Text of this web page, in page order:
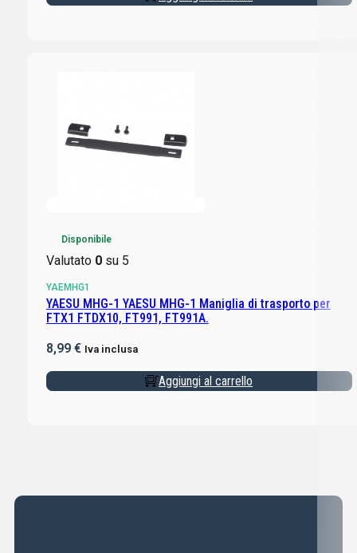
Disponibile
Valutato 0su 5
YAEMHG1
YAESU MHG-1 YAESU MHG-1 Maniglia di trasporto per
FTX1 FTDX10, FT991, FT991A.
8,99 € Iva inclusa
Aggiungi al carrello